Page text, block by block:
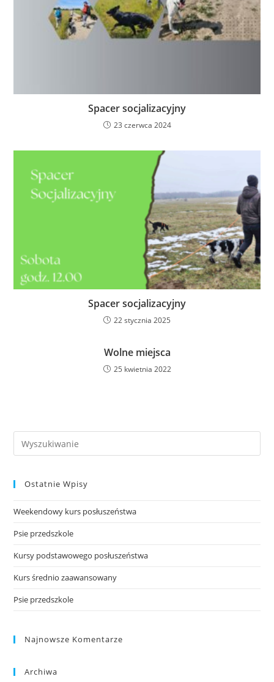
Spacer socjalizacyjny
23 czerwca 2024
Spacer socjalizacyjny
22 stycznia 2025
Wolne miejsca
25 kwietnia 2022
Search
this
Ostatnie Wpisy
Weekendowy kurs posłuszeństwa
Psie przedszkole
Kursy podstawowego posłuszeństwa
Kurs średnio zaawansowany
Psie przedszkole
Najnowsze Komentarze
Archiwa